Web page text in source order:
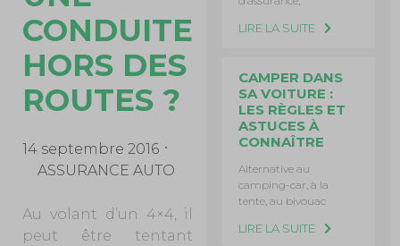
CONDUITE
HORS DES
ROUTES ?
14 septembre 2016
ASSURANCE AUTO
Au volant d’un 4×4, il
peut être tentant
LIRE LA SUITE
CAMPER DANS
SA VOITURE :
LES RÈGLES ET
ASTUCES À
CONNAÎTRE
Alternative au
camping-car, à la
tente, au bivouac
LIRE LA SUITE